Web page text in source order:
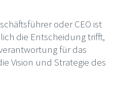
oder CEO ist
die Entscheidung trifft,
für das
Vision und Strategie des